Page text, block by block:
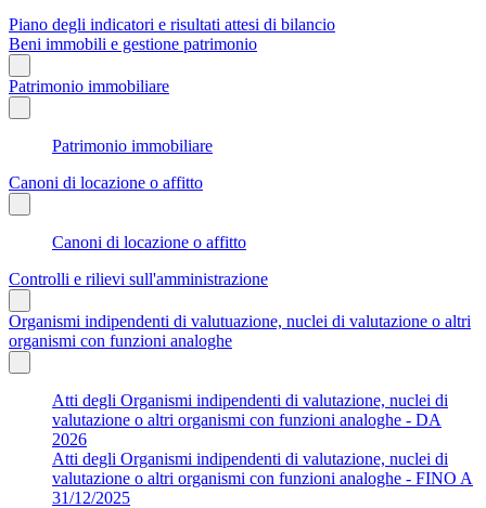
Piano degli indicatori e risultati attesi di bilancio
Beni immobili e gestione patrimonio
Patrimonio immobiliare
Patrimonio immobiliare
Canoni di locazione o affitto
Canoni di locazione o affitto
Controlli e rilievi sull'amministrazione
Organismi indipendenti di valutuazione, nuclei di valutazione o altri
organismi con funzioni analoghe
Atti degli Organismi indipendenti di valutazione, nuclei di
valutazione o altri organismi con funzioni analoghe - DA
2026
Atti degli Organismi indipendenti di valutazione, nuclei di
valutazione o altri organismi con funzioni analoghe - FINO A
31/12/2025